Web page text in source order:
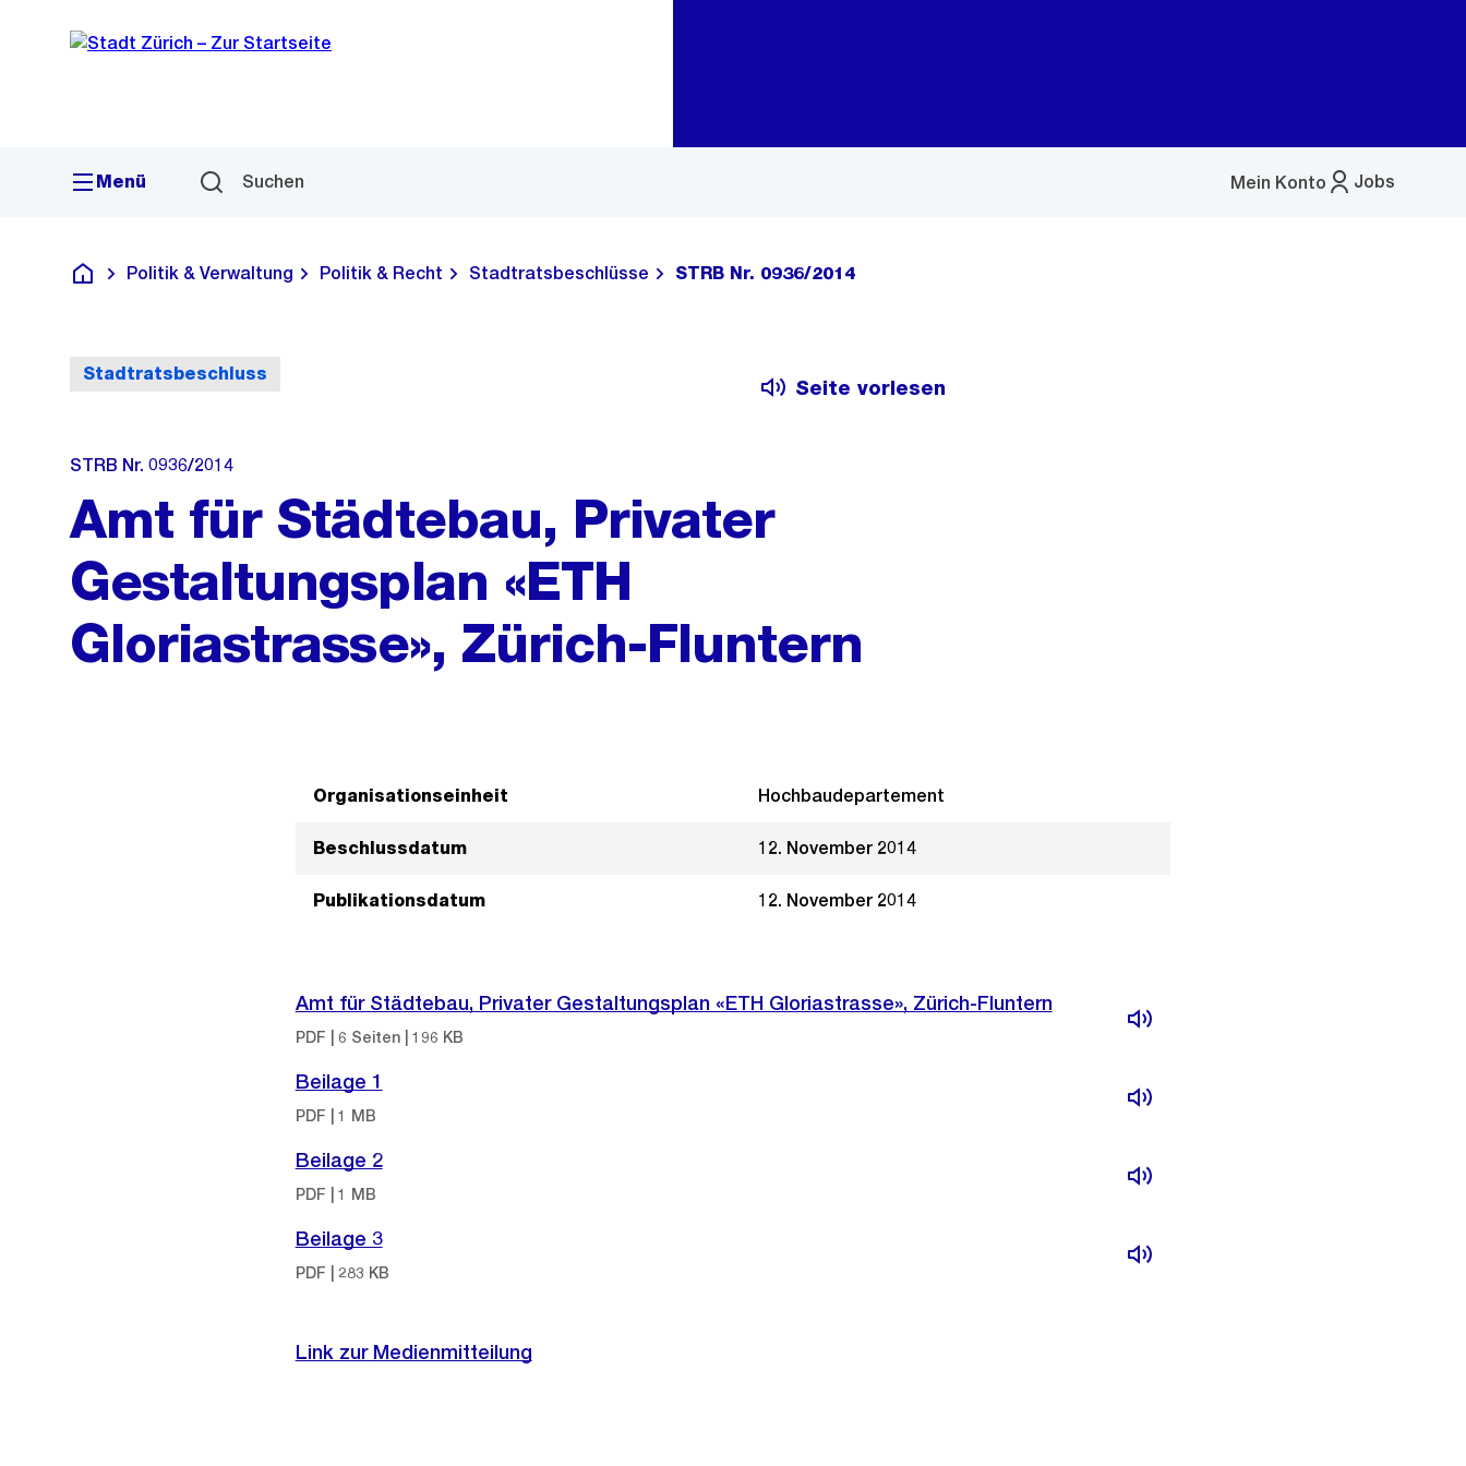
Navigation
Sprunglink
Menü Suchen Jobs
Mein Konto
Menü
Deutsch
Politik & Verwaltung Politik & Recht Stadtratsbeschlüsse STRB Nr. 0936/2014
Stadtratsbeschluss
Seite vorlesen
STRB Nr. 0936/2014
Amt für Städtebau, Privater
Gestaltungsplan «ETH
Gloriastrasse», Zürich-Fluntern
Organisationseinheit Hochbaudepartement
Beschlussdatum 12. November 2014
Publikationsdatum 12. November 2014
Amt für Städtebau, Privater Gestaltungsplan «ETH Gloriastrasse», Zürich-Fluntern
PDF | 6 Seiten | 196 KB
Beilage 1
PDF | 1 MB
Beilage 2
PDF | 1 MB
Beilage 3
PDF | 283 KB
Link zur Medienmitteilung